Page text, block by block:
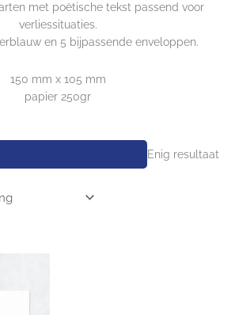
met poëtische tekst passend voor
verliessituaties.
en 5 bijpassende enveloppen.
150 mm x 105 mm
papier 250gr
Enig resultaat